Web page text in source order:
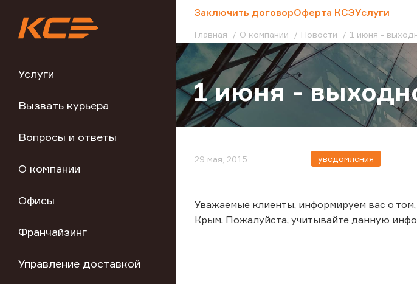
Услуги
Вызвать курьера
Вопросы и ответы
О компании
Офисы
Франчайзинг
Управление доставкой
Заключить договорОферта КСЭУслуги
Главная О компании Новости 1 июня -
1 июня -
29 мая, 2015 уведомления
Уважаемые клиенты, информируем вас о
Крым. Пожалуйста, учитывайте данную